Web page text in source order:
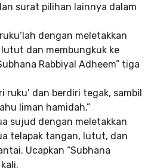
surat pilihan lainnya dalam
dengan meletakkan
dan membungkuk ke
Rabbiyal Adheem” tiga
ruku’ dan berdiri tegak, sambil
liman hamidah.”
sujud dengan meletakkan
telapak tangan, lutut, dan
Ucapkan “Subhana